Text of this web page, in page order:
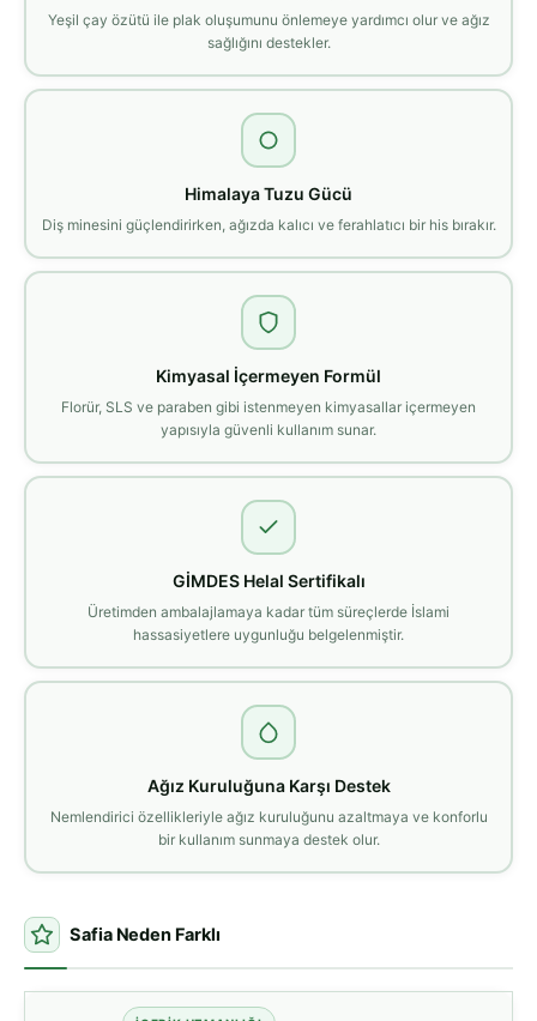
Yeşil çay özütü ile plak oluşumunu önlemeye yardımcı olur ve ağız
sağlığını destekler.
Himalaya Tuzu Gücü
Diş minesini güçlendirirken, ağızda kalıcı ve ferahlatıcı bir his bırakır.
Kimyasal İçermeyen Formül
Florür, SLS ve paraben gibi istenmeyen kimyasallar içermeyen
yapısıyla güvenli kullanım sunar.
GİMDES Helal Sertifikalı
Üretimden ambalajlamaya kadar tüm süreçlerde İslami
hassasiyetlere uygunluğu belgelenmiştir.
Ağız Kuruluğuna Karşı Destek
Nemlendirici özellikleriyle ağız kuruluğunu azaltmaya ve konforlu
bir kullanım sunmaya destek olur.
Safia Neden Farklı